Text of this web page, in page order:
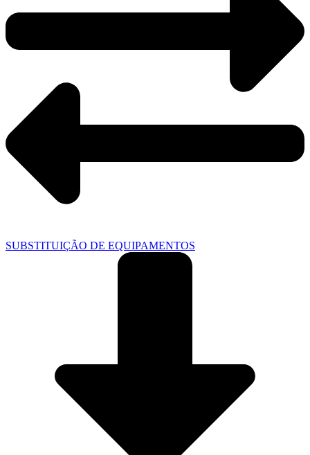
SUBSTITUIÇÃO DE EQUIPAMENTOS